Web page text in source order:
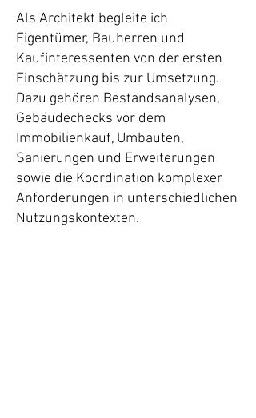
Als Architekt begleite ich
Eigentümer, Bauherren und
Kaufinteressenten von der ersten
Einschätzung bis zur Umsetzung.
Dazu gehören Bestandsanalysen,
Gebäudechecks vor dem
Immobilienkauf, Umbauten,
Sanierungen und Erweiterungen
sowie die Koordination komplexer
Anforderungen in unterschiedlichen
Nutzungskontexten.